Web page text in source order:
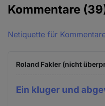
Kommentare
Netiquette für
Roland Fakler (nicht
Ein kluger und